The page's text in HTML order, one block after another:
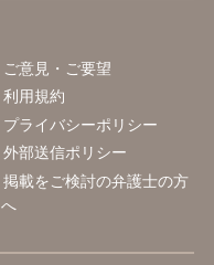
ご意見・ご要望
利用規約
プライバシーポリシー
外部送信ポリシー
掲載をご検討の弁護士の方
へ